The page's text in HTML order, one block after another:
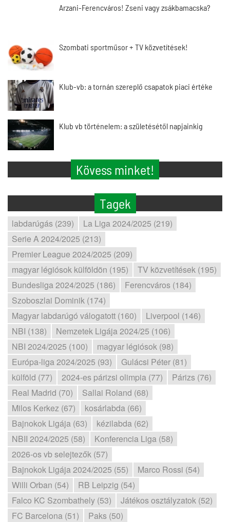
Arzani-Ferencváros! Zseni vagy zsákbamacska?
Szombati sportműsor + TV közvetítések!
Klub-vb: a tornán szereplő csapatok piaci értéke
Klub vb történelem: a születésétől napjainkig
Kövess minket!
Tagek
labdarúgás (239)
La Liga 2024/2025 (219)
Serie A 2024/2025 (213)
Premier League 2024/2025 (209)
magyar légiósok külföldön (195)
TV közvetítések (195)
Bundesliga 2024/2025 (186)
Ferencváros (184)
Szoboszlai Dominik (174)
Magyar labdarúgó válogatott (160)
Liverpool (146)
NBI (138)
Nemzetek Ligája 2024/25 (106)
NBI 2024/2025 (100)
magyar légiósok (98)
Európa-liga 2024/2025 (93)
Gulácsi Péter (81)
külföld (77)
2024-es párizsi olimpia (77)
Párizs (76)
Real Madrid (70)
Sallai Roland (68)
Milos Kerkez (67)
kosárlabda (66)
Bajnokok Ligája (63)
kézilabda (62)
NBII 2024/2025 (58)
Konferencia Liga (58)
2026-os vb selejtezők (57)
Bajnokok Ligája 2024/2025 (55)
Marco Rossi (54)
Willi Orban (54)
RB Leipzig (54)
Falco KC Szombathely (53)
Játékos osztályzatok (52)
FC Barcelona (51)
Paks (50)